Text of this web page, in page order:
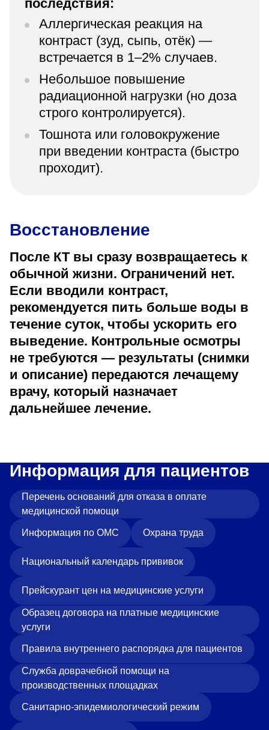
последствия:
Аллергическая реакция на
контраст (зуд, сыпь, отёк) —
встречается в 1–2% случаев.
Небольшое повышение
радиационной нагрузки (но доза
строго контролируется).
Тошнота или головокружение
при введении контраста (быстро
проходит).
Восстановление
После КТ вы сразу возвращаетесь к
обычной жизни. Ограничений нет.
Если вводили контраст,
рекомендуется пить больше воды в
течение суток, чтобы ускорить его
выведение. Контрольные осмотры
не требуются — результаты (снимки
и описание) передаются лечащему
врачу, который назначает
дальнейшее лечение.
Информация для пациентов
Перечень оснований для отказа в оплате
медицинской помощи
Информация по ОМС Охрана труда
Национальный календарь прививок
Прейскурант цен на медицинские услуги
Образец договора на платные медицинские
услуги
Правила внутреннего распорядка для пациентов
Служба доврачебной помощи на
производственных площадках
Санитарно-эпидемиологический режим